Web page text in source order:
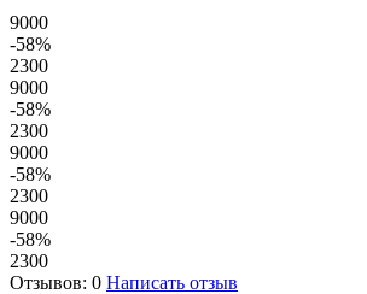
9000
-58%
2300
9000
-58%
2300
9000
-58%
2300
9000
-58%
2300
Отзывов: 0 Написать отзыв